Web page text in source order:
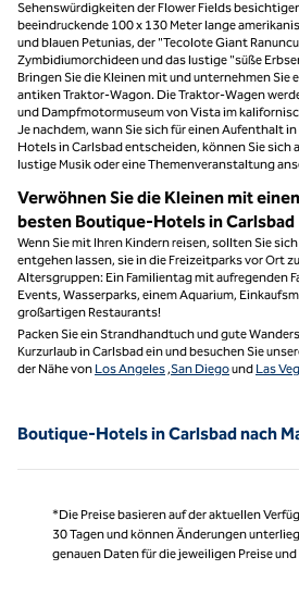
Sehenswürdigkeiten der Flower Fields
beeindruckende 100 x 130 Meter lange
und blauen Petunias, der "Tecolote Giant
Zymbidiumorchideen und das lustige "süße
Bringen Sie die Kleinen mit und unternehmen Sie
antiken Traktor-Wagon. Die Traktor-Wagen
und Dampfmotormuseum von Vista im
Je nachdem, wann Sie sich für einen Aufenthalt
Hotels in Carlsbad entscheiden, können Sie sich
lustige Musik oder eine Themenveranstaltung
Verwöhnen Sie die Kleinen mit
besten Boutique-Hotels in Carlsbad
Wenn Sie mit Ihren Kindern reisen, sollten Sie
entgehen lassen, sie in die Freizeitparks vor Ort
Altersgruppen: Ein Familientag mit aufregenden
Events, Wasserparks, einem Aquarium,
großartigen Restaurants!
Packen Sie ein Strandhandtuch und gute
Kurzurlaub in Carlsbad ein und besuchen Sie
der Nähe von Los Angeles,San Diegound Las
Boutique-Hotels in Carlsbad nach
*Die Preise basieren auf der aktuellen
30 Tagen und können Änderungen
genauen Daten für die jeweiligen Preise